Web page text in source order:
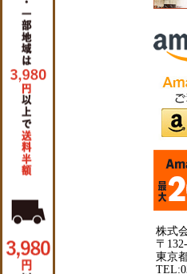
株式
〒
東京